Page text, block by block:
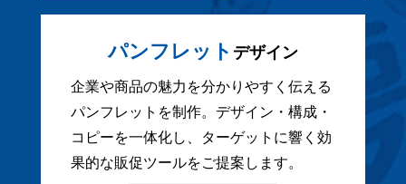
パンフレット デザイン
企業や商品の魅力を分かりやすく伝える
パンフレットを制作。デザイン・構成・
コピーを一体化し、ターゲットに響く効
果的な販促ツールをご提案します。